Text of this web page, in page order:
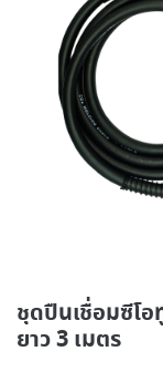
ชุดปืนเชื่อมซีโอ
ยาว 3 เมตร